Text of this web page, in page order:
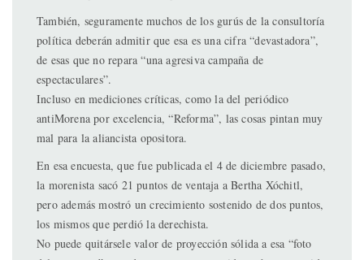
También, seguramente muchos de los gurús de la consultoría
política deberán admitir que esa es una cifra “devastadora”,
de esas que no repara “una agresiva campaña de
espectaculares”.
Incluso en mediciones críticas, como la del periódico
antiMorena por excelencia, “Reforma”, las cosas pintan muy
mal para la aliancista opositora.
En esa encuesta, que fue publicada el 4 de diciembre pasado,
la morenista sacó 21 puntos de ventaja a Bertha Xóchitl,
pero además mostró un crecimiento sostenido de dos puntos,
los mismos que perdió la derechista.
No puede quitársele valor de proyección sólida a esa “foto